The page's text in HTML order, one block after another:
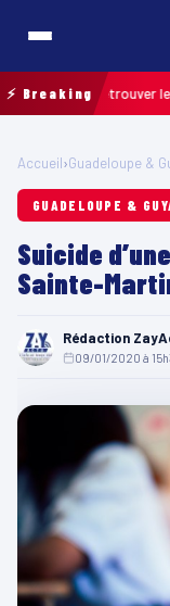
⚡ Breaking
pour retrouver les
Accueil›Guadeloupe &
GUADELOUPE &
Suicide
Sainte-
Rédaction
09/01/2020 à